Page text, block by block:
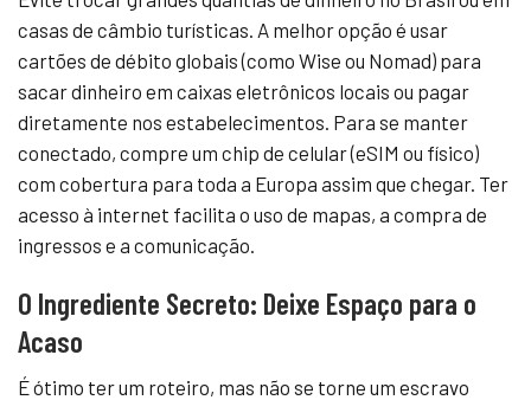
casas de câmbio turísticas. A melhor opção é usar
cartões de débito globais (como Wise ou Nomad) para
sacar dinheiro em caixas eletrônicos locais ou pagar
diretamente nos estabelecimentos. Para se manter
conectado, compre um chip de celular (eSIM ou físico)
com cobertura para toda a Europa assim que chegar. Ter
acesso à internet facilita o uso de mapas, a compra de
ingressos e a comunicação.
O Ingrediente Secreto: Deixe Espaço para o
Acaso
É ótimo ter um roteiro, mas não se torne um escravo